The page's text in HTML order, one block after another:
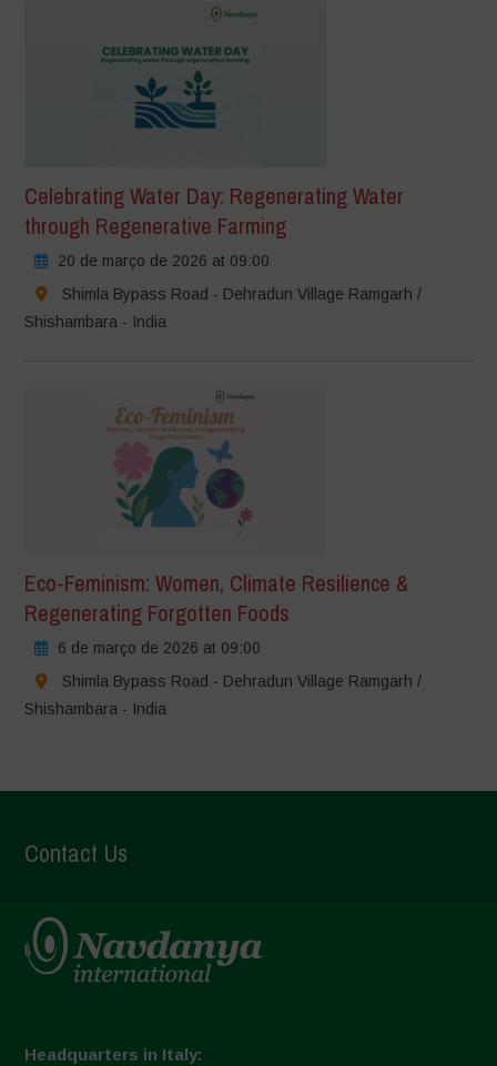
Celebrating Water Day: Regenerating Water
through Regenerative Farming
20 de março de 2026 at 09:00
Shimla Bypass Road - Dehradun Village Ramgarh /
Shishambara - India
Eco-Feminism: Women, Climate Resilience &
Regenerating Forgotten Foods
6 de março de 2026 at 09:00
Shimla Bypass Road - Dehradun Village Ramgarh /
Shishambara - India
Contact Us
Headquarters in Italy: